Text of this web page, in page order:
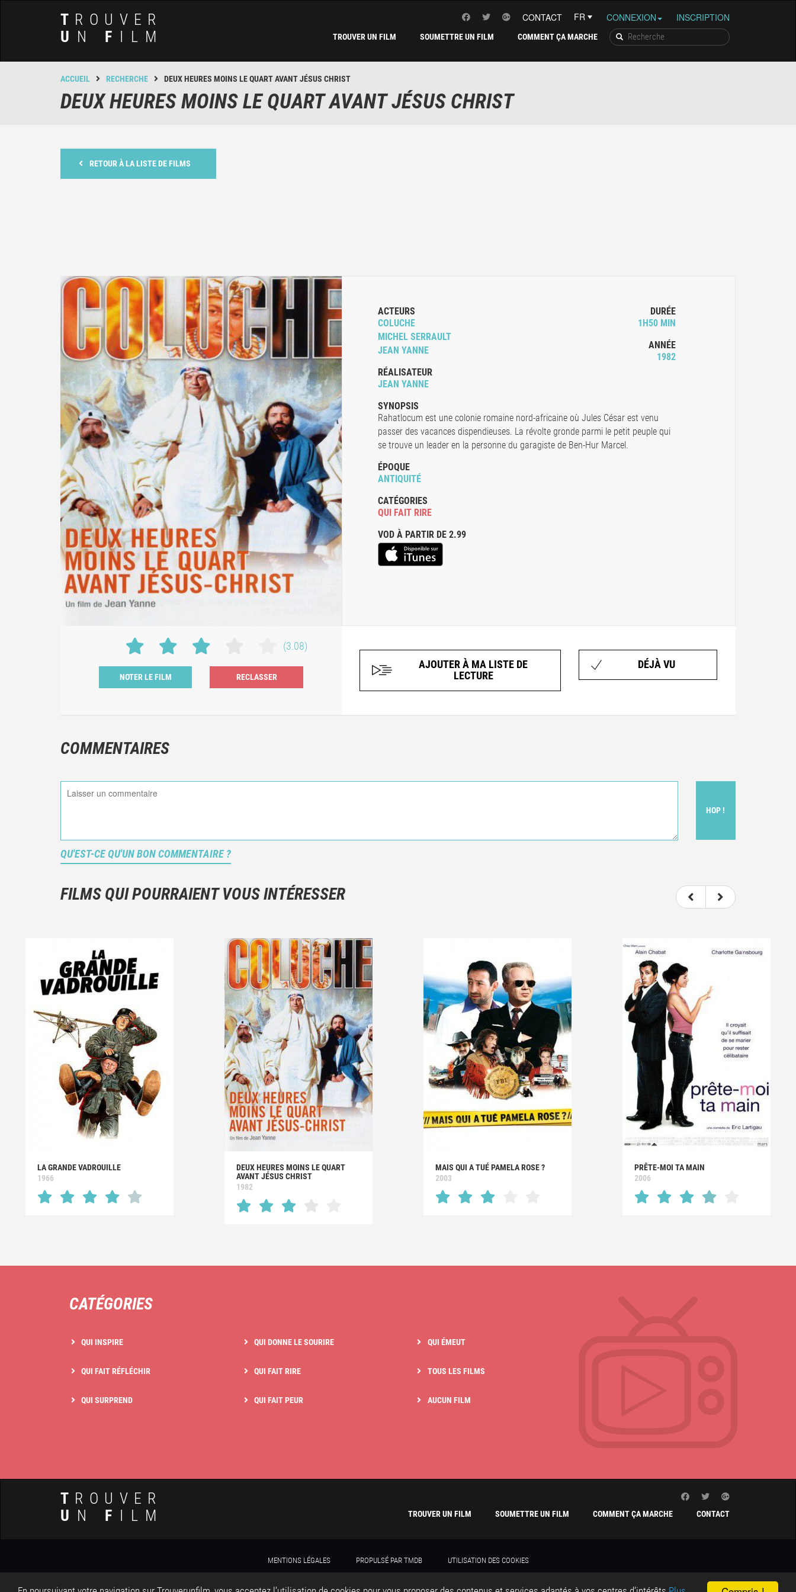
T ROUVER
U N F ILM
CONNEXION INSCRIPTION
CONTACT
COMMENT ÇA MARCHE
SOUMETTRE UN FILM
TROUVER UN FILM
ACCUEIL RECHERCHE DEUX HEURES MOINS LE QUART AVANT JÉSUS CHRIST
DEUX HEURES MOINS LE QUART AVANT JÉSUS CHRIST
RETOUR À LA LISTE DE FILMS
ACTEURS
COLUCHE
MICHEL SERRAULT
JEAN YANNE
RÉALISATEUR
JEAN YANNE
DURÉE
1H50 MIN
ANNÉE
1982
SYNOPSIS
Rahatlocum est une colonie romaine nord-africaine où Jules César est venu
passer des vacances dispendieuses. La révolte gronde parmi le petit peuple qui
se trouve un leader en la personne du garagiste de Ben-Hur Marcel.
ÉPOQUE
ANTIQUITÉ
CATÉGORIES
QUI FAIT RIRE
VOD À PARTIR DE 2.99
(3.08)
NOTER LE FILM
AJOUTER À MA LISTE DE
LECTURE
DÉJÀ VU
COMMENTAIRES
HOP !
QU'EST-CE QU'UN BON COMMENTAIRE ?
N'hésitez pas à décrire clairement vos émotions plutôt qu'à décrire le film.
Et, attention à ne pas dévoiler d'éléments de l'intrigue !
FILMS QUI POURRAIENT VOUS INTÉRESSER
LA GRANDE VADROUILLE
1966
DEUX HEURES MOINS LE QUART
AVANT JÉSUS CHRIST
1982
MAIS QUI A TUÉ PAMELA ROSE ?
2003
PRÊTE-MOI TA MAIN
2006
CATÉGORIES
QUI INSPIRE
QUI FAIT RÉFLÉCHIR
QUI SURPREND
QUI DONNE LE SOURIRE
QUI FAIT RIRE
QUI FAIT PEUR
QUI ÉMEUT
TOUS LES FILMS
AUCUN FILM
T ROUVER
U N F ILM CONTACT
COMMENT ÇA MARCHE
SOUMETTRE UN FILM
TROUVER UN FILM
MENTIONS LÉGALES PROPULSÉ PAR TMDB
UTILISATION DES COOKIES